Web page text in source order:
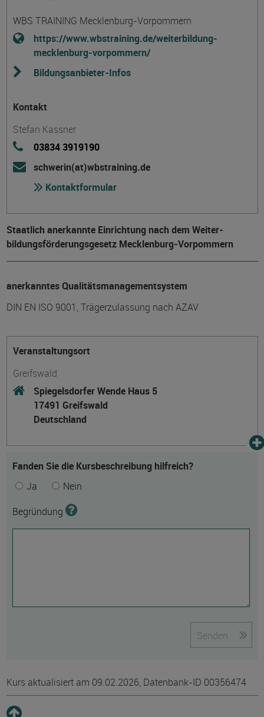
WBS TRAINING Mecklenburg-Vorpommern
https://www.wbstraining.de/weiterbildung-
mecklenburg-vorpommern/
Bildungsanbieter-Infos
Kontakt
Stefan Kassner
03834 3919190
schwerin(at)wbstraining.de
Kontaktformular
Staatlich anerkannte Einrichtung nach dem Weiter­
bildungs­förderungs­gesetz Mecklenburg-Vorpommern
anerkanntes Qualitätsmanagementsystem
DIN EN ISO 9001, Trägerzulassung nach AZAV
Veranstaltungsort
Greifswald
Spiegelsdorfer Wende Haus 5
17491 Greifswald
Deutschland
Fanden Sie die Kursbeschreibung hilfreich?
Ja
Nein
Begründung
Senden
Kurs aktualisiert am 09.02.2026, Datenbank-ID 00356474